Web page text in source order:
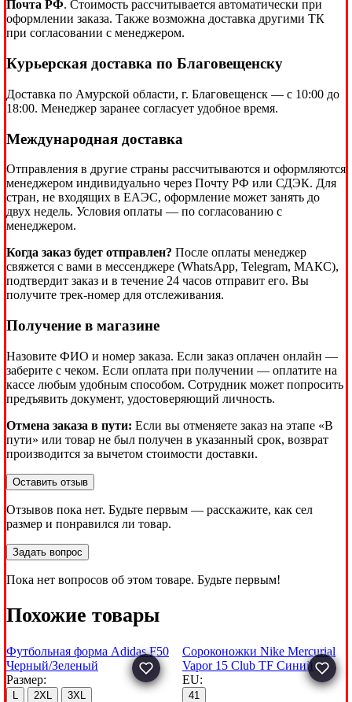
Почта РФ. Стоимость рассчитывается автоматически при
оформлении заказа. Также возможна доставка другими ТК
при согласовании с менеджером.
Курьерская доставка по Благовещенску
Доставка по Амурской области, г. Благовещенск — с 10:00 до
18:00. Менеджер заранее согласует удобное время.
Международная доставка
Отправления в другие страны рассчитываются и оформляются
менеджером индивидуально через Почту РФ или СДЭК. Для
стран, не входящих в ЕАЭС, оформление может занять до
двух недель. Условия оплаты — по согласованию с
менеджером.
Когда заказ будет отправлен? После оплаты менеджер
свяжется с вами в мессенджере (WhatsApp, Telegram, МАКС),
подтвердит заказ и в течение 24 часов отправит его. Вы
получите трек-номер для отслеживания.
Получение в магазине
Назовите ФИО и номер заказа. Если заказ оплачен онлайн —
заберите с чеком. Если оплата при получении — оплатите на
кассе любым удобным способом. Сотрудник может попросить
предъявить документ, удостоверяющий личность.
Отмена заказа в пути: Если вы отменяете заказ на этапе «В
пути» или товар не был получен в указанный срок, возврат
производится за вычетом стоимости доставки.
Оставить отзыв
Отзывов пока нет. Будьте первым — расскажите, как сел
размер и понравился ли товар.
Задать вопрос
Пока нет вопросов об этом товаре. Будьте первым!
Похожие товары
Футбольная форма Adidas F50
Черный/Зеленый
Размер:
2XL 3XL
Сороконожки Nike Mercurial
Vapor 15 Club TF Синий
EU:
41